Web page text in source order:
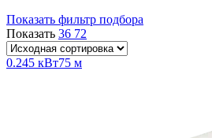
Показать фильтр подбора
Показать 36 72
0.245 кВт75 м